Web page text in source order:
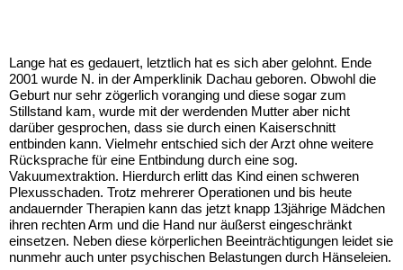
Lange hat es gedauert, letztlich hat es sich aber gelohnt. Ende
2001 wurde N. in der Amperklinik Dachau geboren. Obwohl die
Geburt nur sehr zögerlich voranging und diese sogar zum
Stillstand kam, wurde mit der werdenden Mutter aber nicht
darüber gesprochen, dass sie durch einen Kaiserschnitt
entbinden kann. Vielmehr entschied sich der Arzt ohne weitere
Rücksprache für eine Entbindung durch eine sog.
Vakuumextraktion. Hierdurch erlitt das Kind einen schweren
Plexusschaden. Trotz mehrerer Operationen und bis heute
andauernder Therapien kann das jetzt knapp 13jährige Mädchen
ihren rechten Arm und die Hand nur äußerst eingeschränkt
einsetzen. Neben diese körperlichen Beeinträchtigungen leidet sie
nunmehr auch unter psychischen Belastungen durch Hänseleien.